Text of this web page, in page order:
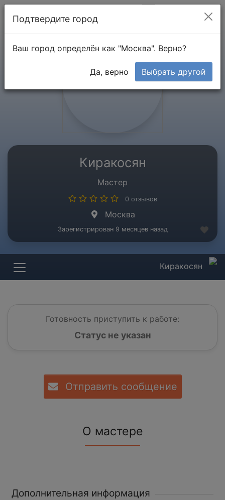
Киракосян
Мастер
0 отзывов
Москва
Зарегистрирован 9 месяцев назад
Киракосян
Готовность приступить к работе:
Статус не указан
Отправить сообщение
О мастере
Дополнительная информация
Подтвердите город
Ваш город определён как "Москва". Верно?
Да, верно Выбрать другой